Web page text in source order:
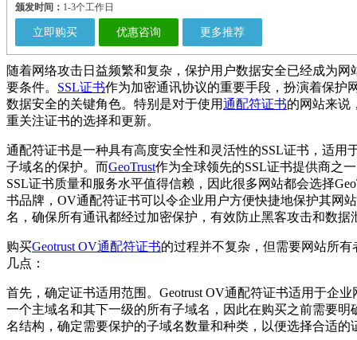
颁发时间： 1-3个工作日
立即购买 优惠咨询 更多推荐
随着网络攻击日益频繁和复杂，保护用户数据安全已经成为网
要条件。 SSL证书作为加密通讯协议的重要手段，扮演着保护
数据安全的关键角色。特别是对于使用通配符证书的网站来说
重关注证书的选择和更新。
通配符证书是一种具有高度安全性和灵活性的SSL证书，适用
子域名的保护。而GeoTrust作为全球领先的SSL证书提供商之
SSL证书质量和服务水平值得信赖，因此很多网站都会选择
书品牌，OV通配符证书可以令企业用户方便快捷地保护其网
名，确保所有通讯都经过加密保护，有效防止黑客攻击和数据
购买Geotrust OV通配符证书的过程并不复杂，但需要网站所有
几点：
首先，确定证书适用范围。Geotrust OV通配符证书适用于企业
一个主域名和其下一级的所有子域名，因此在购买之前需要明
名结构，确定需要保护的子域名数量和种类，以便选择合适的